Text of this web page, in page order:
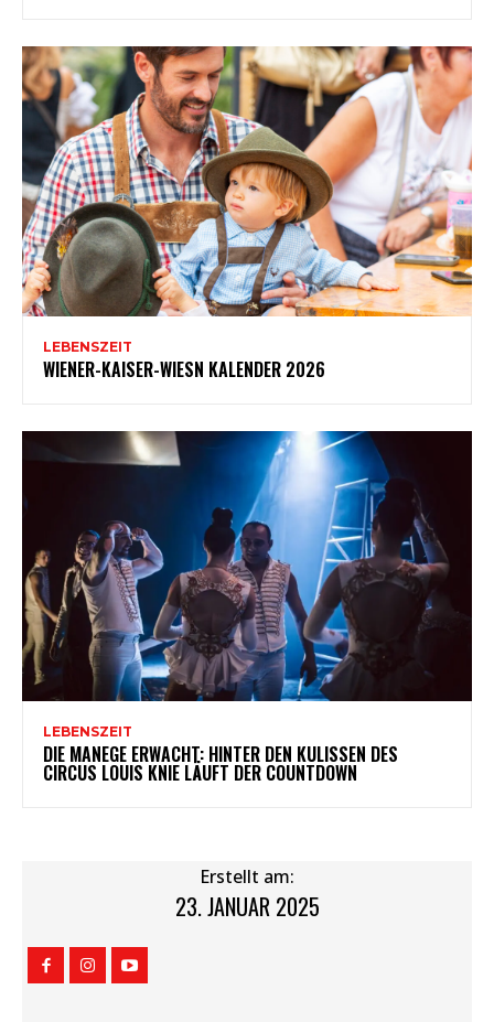
LEBENSZEIT
WIENER-KAISER-WIESN KALENDER 2026
LEBENSZEIT
DIE MANEGE ERWACHT: HINTER DEN KULISSEN DES
CIRCUS LOUIS KNIE LÄUFT DER COUNTDOWN
Erstellt am:
23. JANUAR 2025